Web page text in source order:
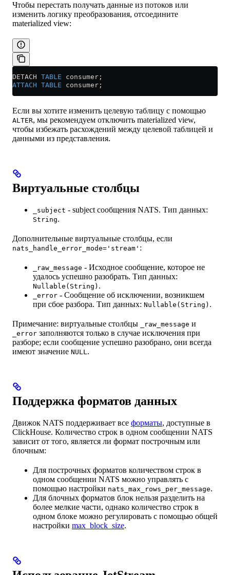
Чтобы перестать получать данные из потоков или
изменить логику преобразования, отсоедините
materialized view:
DETACH TABLE consumer;
ATTACH TABLE consumer;
Если вы хотите изменить целевую таблицу с помощью
ALTER, мы рекомендуем отключить materialized view,
чтобы избежать расхождений между целевой таблицей и
данными из представления.
Виртуальные столбцы
_subject - subject сообщения NATS. Тип данных:
String.
Дополнительные виртуальные столбцы, если
nats_handle_error_mode='stream' :
_raw_message - Исходное сообщение, которое не
удалось успешно разобрать. Тип данных:
Nullable(String) .
_error - Сообщение об исключении, возникшем
при сбое разбора. Тип данных: Nullable(String) .
Примечание: виртуальные столбцы _raw_message и
_error заполняются только в случае исключения при
разборе; если сообщение успешно разобрано, они всегда
имеют значение NULL.
Поддержка форматов данных
Движок NATS поддерживает все форматы, доступные в
ClickHouse. Количество строк в одном сообщении NATS
зависит от того, является ли формат построчным или
блочным:
Для построчных форматов количеством строк в
одном сообщении NATS можно управлять с
помощью настройки nats_max_rows_per_message.
Для блочных форматов блок нельзя разделить на
более мелкие части, однако количество строк в
одном блоке можно регулировать с помощью общей
настройки max_block_size.